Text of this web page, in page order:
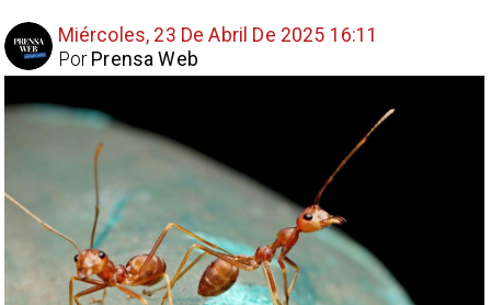
Miércoles, 23 De Abril De 2025 16:11
Prensa Web
Por